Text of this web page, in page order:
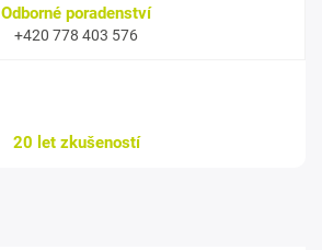
Odborné poradenství
+420 778 403 576
20 let zkušeností